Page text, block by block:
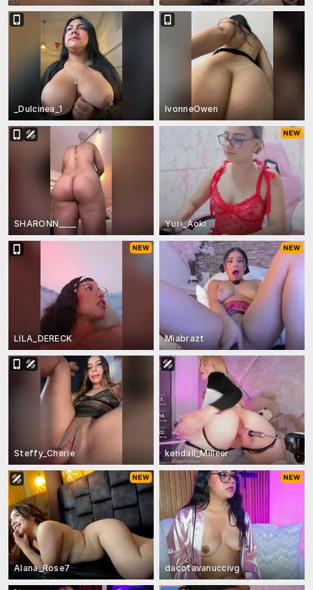
_Dulcinea_1 IvonneOwen
SHARONN____ Yuri_Aoki
LILA_DERECK Miabrazt
Steffy_Cherie kendall_Milleer
Alana_Rose7 dacotavanuccivg